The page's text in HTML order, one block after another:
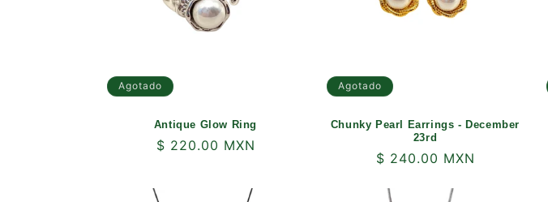
óAgotado
Antique Glow Ring
Precio
$ 220.00 MXN
Agotado
Chunky Pearl Earrings - December
23rd
Precio
$ 240.00 MXN